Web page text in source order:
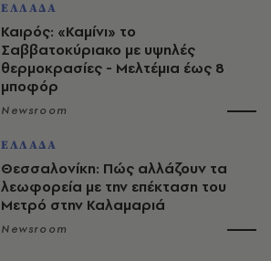
ΕΛΛΑΔΑ
Καιρός: «Καμίνι» το
Σαββατοκύριακο με υψηλές
θερμοκρασίες - Mελτέμια έως 8
μποφόρ
Newsroom
ΕΛΛΑΔΑ
Θεσσαλονίκη: Πώς αλλάζουν τα
λεωφορεία με την επέκταση του
Μετρό στην Καλαμαριά
Newsroom